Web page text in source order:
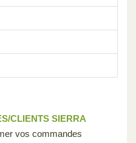
CLIENTS SIERRA
vos commandes